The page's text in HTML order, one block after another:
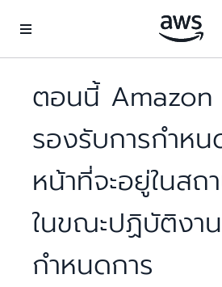
ตอนนี้
รองรับการกำหน
หน้าที่จะอยู่ในสถ
ในขณะปฏิบัติงา
กำหนดการ